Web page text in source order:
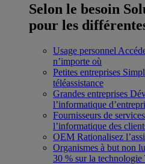
Selon le besoin
pour les
Usage personnel
n’importe où
Petites entreprises
téléassistance
Grandes entreprises
l’informatique
Fournisseurs de
l’informatique des
OEM Rationalisez
Organismes à but non
30 % sur la